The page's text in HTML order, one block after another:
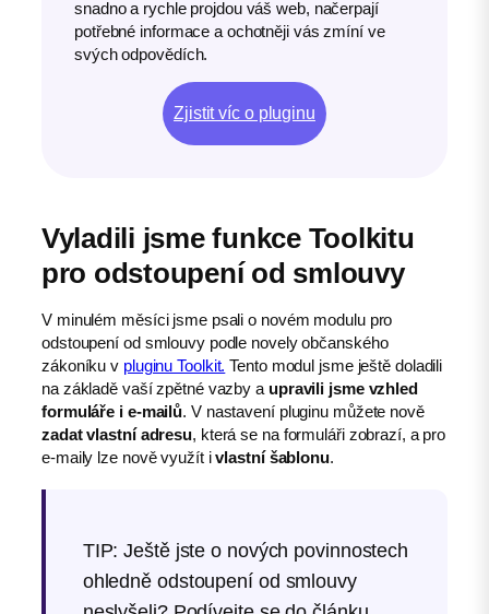
snadno a rychle projdou váš web, načerpají
potřebné informace a ochotněji vás zmíní ve
svých odpovědích.
Zjistit víc o pluginu
Vyladili jsme funkce Toolkitu
pro odstoupení od smlouvy
V minulém měsíci jsme psali o novém modulu pro
odstoupení od smlouvy podle novely občanského
zákoníku v pluginu Toolkit. Tento modul jsme ještě doladili
na základě vaší zpětné vazby a upravili jsme vzhled
formuláře i e-mailů. V nastavení pluginu můžete nově
zadat vlastní adresu, která se na formuláři zobrazí, a pro
e-maily lze nově využít ivlastní šablonu.
TIP: Ještě jste o nových povinnostech
ohledně odstoupení od smlouvy